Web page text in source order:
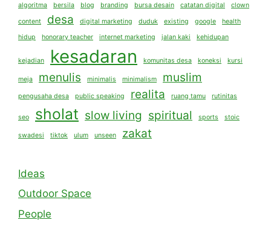
algoritma bersila blog branding bursa desain catatan digital clown
content desa digital marketing duduk existing google
health
hidup
honorary teacher internet marketing jalan kaki kehidupan
kejadian kesadaran komunitas desa koneksi kursi
meja menulis minimalis minimalism muslim
pengusaha desa public speaking realita ruang tamu rutinitas
seo sholat slow living spiritual sports stoic
swadesi tiktok ulum unseen zakat
Ideas
Outdoor Space
People